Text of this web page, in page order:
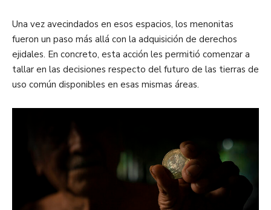
Una vez avecindados en esos espacios, los menonitas
fueron un paso más allá con la adquisición de derechos
ejidales. En concreto, esta acción les permitió comenzar a
tallar en las decisiones respecto del futuro de las tierras de
uso común disponibles en esas mismas áreas.